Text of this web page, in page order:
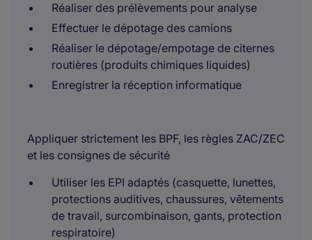
Réaliser des prélèvements pour analyse
Effectuer le dépotage des camions
Réaliser le dépotage/empotage de citernes
routières (produits chimiques liquides)
Enregistrer la réception informatique
Appliquer strictement les BPF, les règles ZAC/ZEC
et les consignes de sécurité
Utiliser les EPI adaptés (casquette, lunettes,
protections auditives, chaussures, vêtements
de travail, surcombinaison, gants, protection
respiratoire)